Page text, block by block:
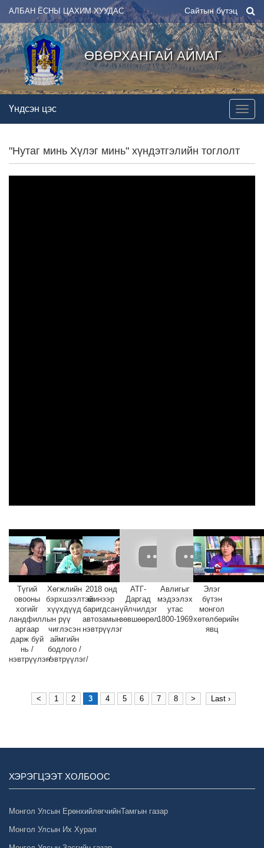
АЛБАН ЁСНЫ ЦАХИМ ХУУДАС Сайтын бүтэц
ӨВӨРХАНГАЙ АЙМАГ
Үндсэн цэс
"Нутаг минь Хүлэг минь" хүндэтгэлийн тоглолт
Түгий
овооны
хогийг
ландфиллын
аргаар
дарж буй
нь /
нэвтрүүлэг/
Хөгжлийн
бэрхшээлтэй
хүүхдүүд
рүү
чиглэсэн
аймгийн
бодлого /
нэвтрүүлэг/
2018 онд
шинээр
баригдсан
автозамын
нэвтрүүлэг
АТГ-
Даргад
үйлчилдэг
зөвшөөрөл
Авлигыг
мэдээлэх
утас
1800-1969
Элэг
бүтэн
монгол
хөтөлбөрийн
явц
< 1 2 3 4 5 6 7 8 > Last ›
ХЭРЭГЦЭЭТ ХОЛБООС
Монгол Улсын ЕрөнхийлөгчийнТамгын газар
Монгол Улсын Их Хурал